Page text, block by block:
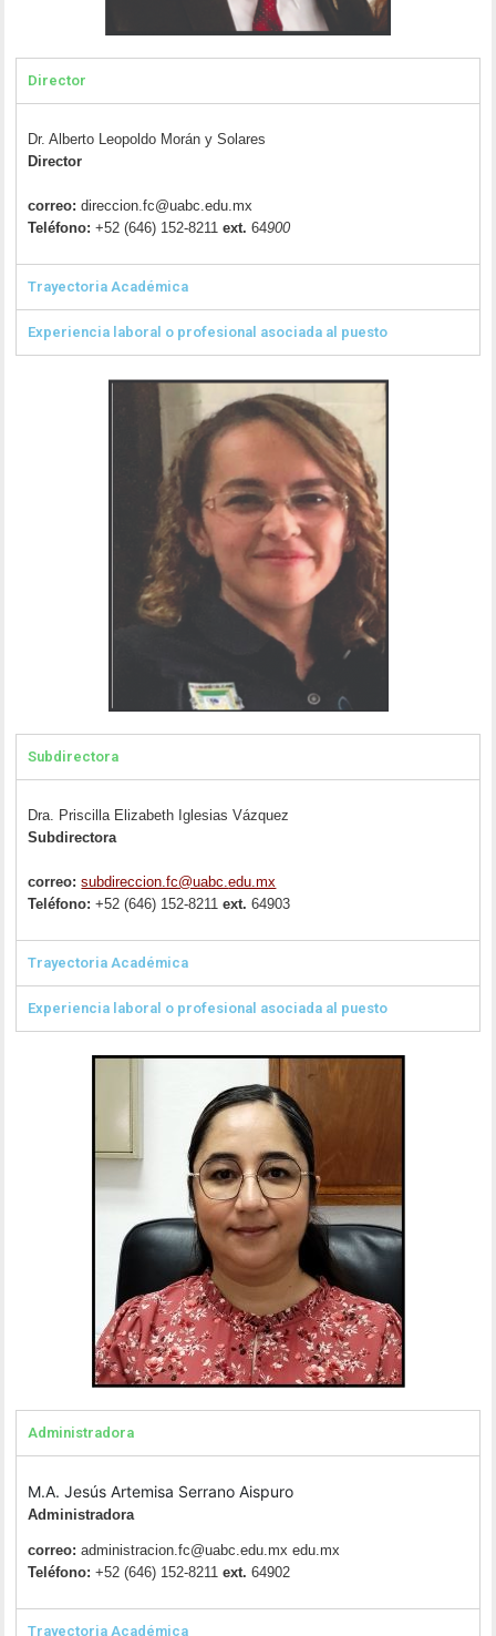
Director
Dr. Alberto Leopoldo Morán y Solares
Director
correo:direccion.fc@uabc.edu.mx
Teléfono: +52 (646) 152-8211ext. 64900
Trayectoria Académica
Experiencia laboral o profesional asociada al puesto
Subdirectora
Dra. Priscilla Elizabeth Iglesias Vázquez
Subdirectora
correo:subdireccion.fc@uabc.edu.mx
Teléfono: +52 (646) 152-8211ext. 64903
Trayectoria Académica
Experiencia laboral o profesional asociada al puesto
Administradora
M.A. Jesús Artemisa Serrano Aispuro
Administradora
correo:administracion.fc@uabc.edu.mx edu.mx
Teléfono: +52 (646) 152-8211ext. 64902
Trayectoria Académica